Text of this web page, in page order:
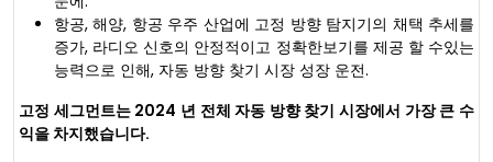
항공, 해양, 항공 우주 산업에 고정 방향 탐지기의 채택 추세를
증가, 라디오 신호의 안정적이고 정확한보기를 제공 할 수있는
능력으로 인해, 자동 방향 찾기 시장 성장 운전.
고정 세그먼트는 2024 년 전체 자동 방향 찾기 시장에서 가장 큰 수
익을 차지했습니다.